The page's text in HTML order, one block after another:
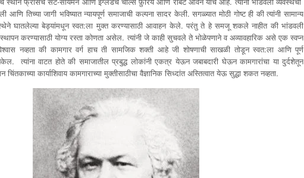
तिच्या जागी भविष्यात न्यायपूर्ण समाजाची कल्पना सादर केली. सगळ्यात मोठी गोष्ट ही की त्यांनी सामान्य
घातलेल्या बेड्यांमधून स्वत:ला मुक्त करण्यासाठी आवाहन केले. परंतु ते हे समजू शकले नाहीत की भांडवली
करण्यासाठी योग्य रस्ता कोणता असेल. त्यांनी जे काही सुचवले ते भोळेपणाने व अव्यावहारिक असे एक स्वप्न
नव्हता की कामगार वर्ग हाच ती सामजिक शक्ती आहे जी शोषणाची साखळी तोडून स्वत:ला आणि पूर्ण
त्यांना वाटत होते की समाजातील प्रबुद्ध लोकांनी एकत्र येऊन जबाबदारी घेऊन कामगारांचा या दुर्दशेतून
चिंतकाच्या कार्याशिवाय कामगाराच्या मुक्तीसाठीचा वैज्ञानिक सिध्दांत अस्तित्वात येऊ सुद्धा शकत नव्हता.